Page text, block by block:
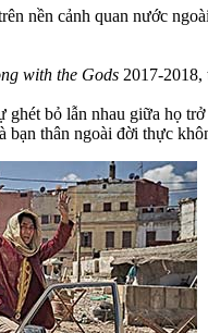
nền cảnh quan nước
with the Gods 2017-
bỏ lẫn nhau giữa họ
bạn thân ngoài đời thực